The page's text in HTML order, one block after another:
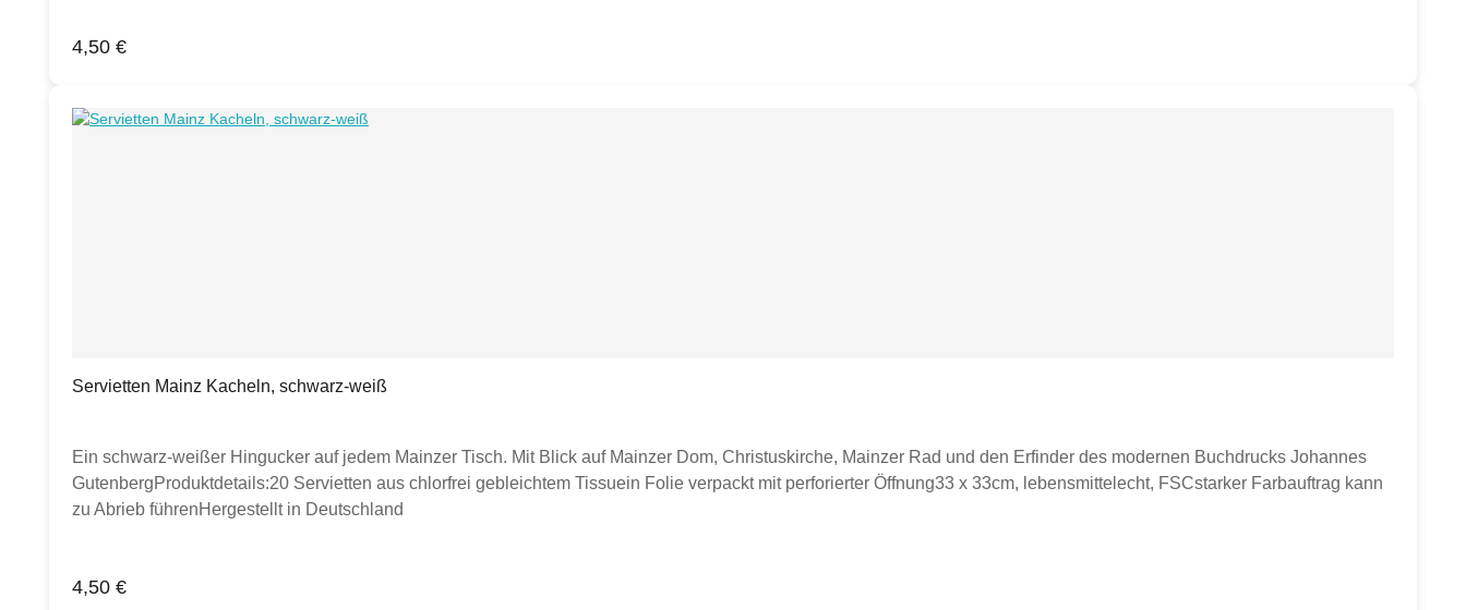
Regulärer Preis:
4,50 €
Servietten Mainz Kacheln, schwarz-weiß
Ein schwarz-weißer Hingucker auf jedem Mainzer Tisch. Mit Blick auf Mainzer Dom, Christuskirche, Mainzer Rad und den Erfinder des modernen Buchdrucks Johannes
GutenbergProduktdetails:20 Servietten aus chlorfrei gebleichtem Tissuein Folie verpackt mit perforierter Öffnung33 x 33cm, lebensmittelecht, FSCstarker Farbauftrag kann
zu Abrieb führenHergestellt in Deutschland
Regulärer Preis:
4,50 €